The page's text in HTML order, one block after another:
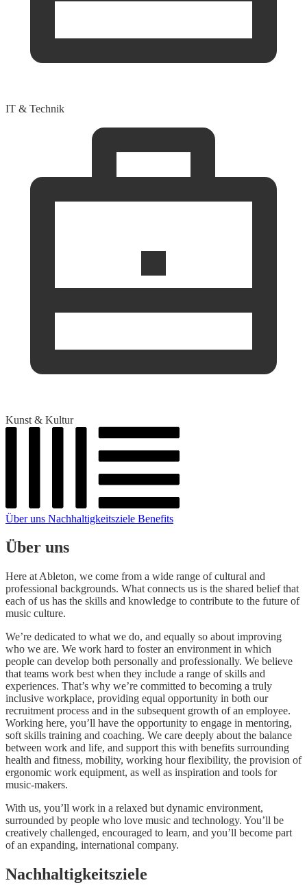
IT & Technik
Kunst & Kultur
Über uns Nachhaltigkeitsziele Benefits
Über uns
Here at Ableton, we come from a wide range of cultural and
professional backgrounds. What connects us is the shared belief that
each of us has the skills and knowledge to contribute to the future of
music culture.
We’re dedicated to what we do, and equally so about improving
who we are. We work hard to foster an environment in which
people can develop both personally and professionally. We believe
that teams work best when they include a range of skills and
experiences. That’s why we’re committed to becoming a truly
inclusive workplace, providing equal opportunity in both our
recruitment process and in the subsequent growth of an employee.
Working here, you’ll have the opportunity to engage in mentoring,
soft skills training and coaching. We care deeply about the balance
between work and life, and support this with benefits surrounding
health and fitness, mobility, working hour flexibility, the provision of
ergonomic work equipment, as well as inspiration and tools for
music-makers.
With us, you’ll work in a relaxed but dynamic environment,
surrounded by people who love music and technology. You’ll be
creatively challenged, encouraged to learn, and you’ll become part
of an expanding, international company.
Nachhaltigkeitsziele